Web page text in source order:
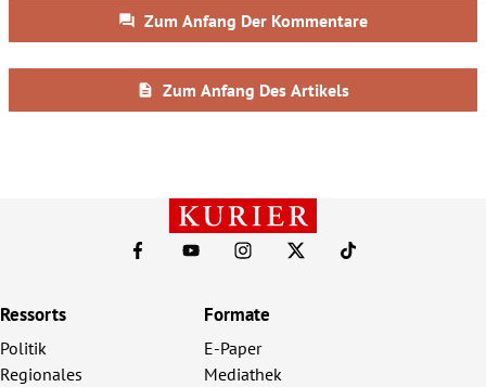
Ressorts
Politik
Regionales
Formate
E-Paper
Mediathek